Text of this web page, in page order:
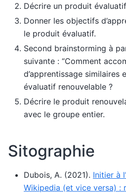
Décrire un produit
Donner les objectifs
le produit évaluatif.
Second brainstorming à
suivante : “Comment
d’apprentissage similaires
évaluatif renouvelable ?
Décrire le produit
avec le groupe entier.
Sitographie
Dubois, A. (2021). Initier à
Wikipedia (et vice versa) :